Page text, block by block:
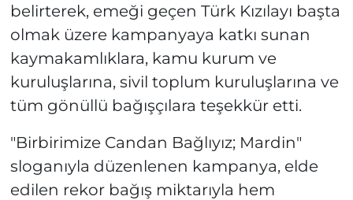
belirterek, emeği geçen Türk Kızılayı başta
olmak üzere kampanyaya katkı sunan
kaymakamlıklara, kamu kurum ve
kuruluşlarına, sivil toplum kuruluşlarına ve
tüm gönüllü bağışçılara teşekkür etti.
"Birbirimize Candan Bağlıyız; Mardin"
sloganıyla düzenlenen kampanya, elde
edilen rekor bağış miktarıyla hem